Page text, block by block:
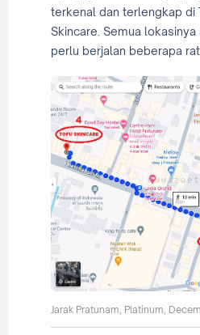
terkenal dan terlengkap di
Skincare. Semua
perlu berjalan beberapa
Jarak Pratunam, Platinum,